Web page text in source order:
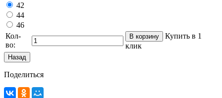
42
44
46
Кол-
во:
Купить в 1
клик
Поделиться